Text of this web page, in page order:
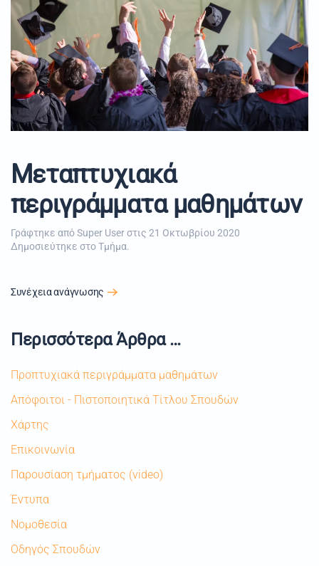
Μεταπτυχιακά
περιγράμματα μαθημάτων
Γράφτηκε από Super User στις 21 Οκτωβρίου 2020
Δημοσιεύτηκε στοΤμήμα.
Συνέχεια ανάγνωσης
Περισσότερα Άρθρα …
Προπτυχιακά περιγράμματα μαθημάτων
Απόφοιτοι - Πιστοποιητικά Τίτλου Σπουδών
Χάρτης
Επικοινωνία
Παρουσίαση τμήματος (video)
Έντυπα
Νομοθεσία
Οδηγός Σπουδών